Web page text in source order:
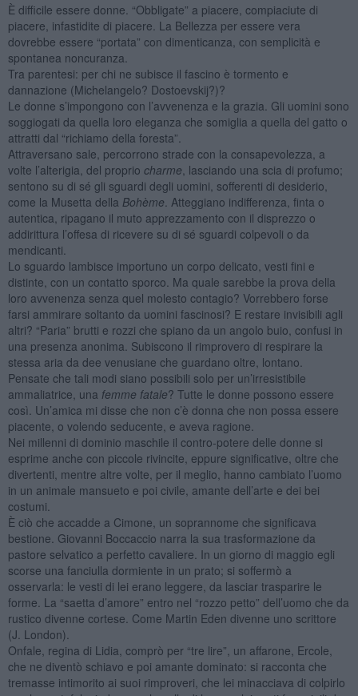
È difficile essere donne. “Obbligate” a piacere, compiaciute di
piacere, infastidite di piacere. La Bellezza per essere vera
dovrebbe essere “portata” con dimenticanza, con semplicità e
spontanea noncuranza.
Tra parentesi: per chi ne subisce il fascino è tormento e
dannazione (Michelangelo? Dostoevskij?)?
Le donne s’impongono con l’avvenenza e la grazia. Gli uomini sono
soggiogati da quella loro eleganza che somiglia a quella del gatto o
attratti dal “richiamo della foresta”.
Attraversano sale, percorrono strade con la consapevolezza, a
volte l’alterigia, del proprio charme , lasciando una scia di profumo;
sentono su di sé gli sguardi degli uomini, sofferenti di desiderio,
come la Musetta della Bohème . Atteggiano indifferenza, finta o
autentica, ripagano il muto apprezzamento con il disprezzo o
addirittura l’offesa di ricevere su di sé sguardi colpevoli o da
mendicanti.
Lo sguardo lambisce importuno un corpo delicato, vesti fini e
distinte, con un contatto sporco. Ma quale sarebbe la prova della
loro avvenenza senza quel molesto contagio? Vorrebbero forse
farsi ammirare soltanto da uomini fascinosi? E restare invisibili agli
altri? “Paria” brutti e rozzi che spiano da un angolo buio, confusi in
una presenza anonima. Subiscono il rimprovero di respirare la
stessa aria da dee venusiane che guardano oltre, lontano.
Pensate che tali modi siano possibili solo per un’irresistibile
ammaliatrice, una femme fatale? Tutte le donne possono essere
così. Un’amica mi disse che non c’è donna che non possa essere
piacente, o volendo seducente, e aveva ragione.
Nei millenni di dominio maschile il contro-potere delle donne si
esprime anche con piccole rivincite, eppure significative, oltre che
divertenti, mentre altre volte, per il meglio, hanno cambiato l’uomo
in un animale mansueto e poi civile, amante dell’arte e dei bei
costumi.
È ciò che accadde a Cimone, un soprannome che significava
bestione. Giovanni Boccaccio narra la sua trasformazione da
pastore selvatico a perfetto cavaliere. In un giorno di maggio egli
scorse una fanciulla dormiente in un prato; si soffermò a
osservarla: le vesti di lei erano leggere, da lasciar trasparire le
forme. La “saetta d’amore” entro nel “rozzo petto” dell’uomo che da
rustico divenne cortese. Come Martin Eden divenne uno scrittore
(J. London).
Onfale, regina di Lidia, comprò per “tre lire”, un affarone, Ercole,
che ne diventò schiavo e poi amante dominato: si racconta che
tremasse intimorito ai suoi rimproveri, che lei minacciava di colpirlo